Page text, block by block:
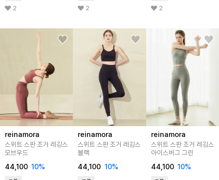
2 2 2
reinamora
스위트 스판 조거 레깅스
모브우드
44,100 10%
reinamora
스위트 스판 조거 레깅스
블랙
44,100 10%
reinamora
스위트 스판 조거 레깅스
아이스버그 그린
44,100 10%